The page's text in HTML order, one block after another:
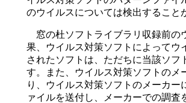
のウイルスについては検出すること
窓の杜ソフトライブラリ収録前の
果、ウイルス対策ソフトによってウ
されたソフトは、ただちに当該ソフ
す。また、ウイルス対策ソフトのメ
り、ウイルス対策ソフトのメーカー
ァイルを送付し、メーカーでの調査